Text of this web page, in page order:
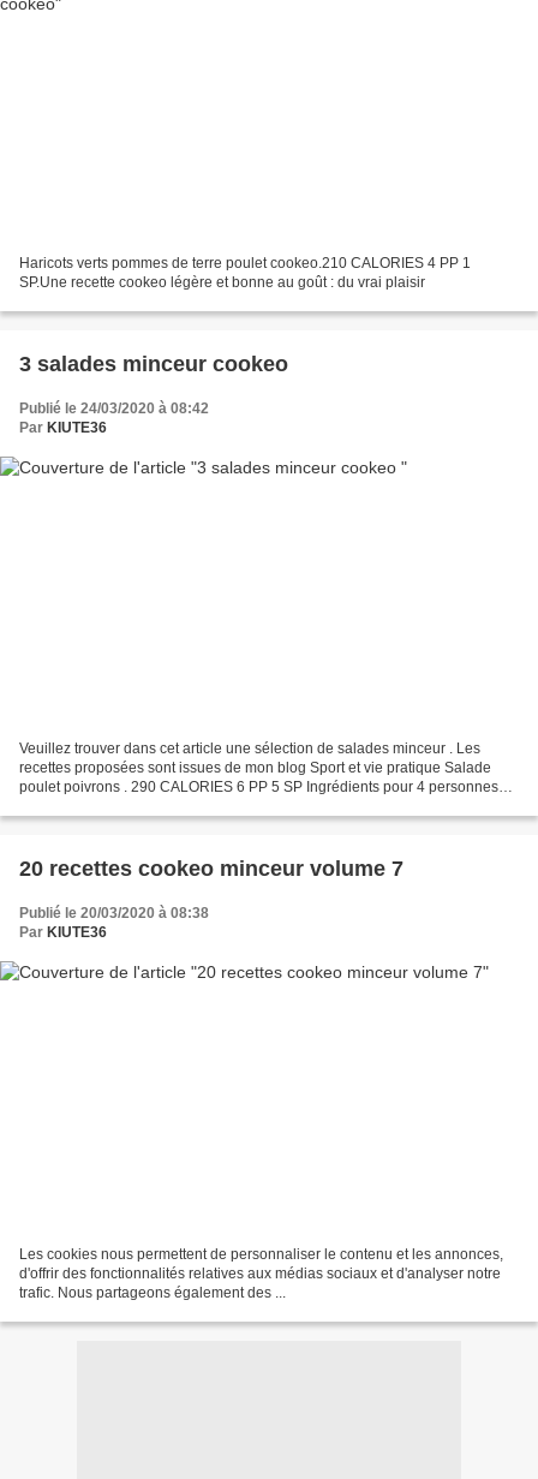
Haricots verts pommes de terre poulet cookeo.210 CALORIES 4 PP 1
SP.Une recette cookeo légère et bonne au goût : du vrai plaisir
3 salades minceur cookeo
Publié le 24/03/2020 à 08:42
Par KIUTE36
Veuillez trouver dans cet article une sélection de salades minceur . Les
recettes proposées sont issues de mon blog Sport et vie pratique Salade
poulet poivrons . 290 CALORIES 6 PP 5 SP Ingrédients pour 4 personnes
20 recettes cookeo minceur volume 7
Publié le 20/03/2020 à 08:38
Par KIUTE36
Les cookies nous permettent de personnaliser le contenu et les annonces,
d'offrir des fonctionnalités relatives aux médias sociaux et d'analyser notre
trafic. Nous partageons également des ...